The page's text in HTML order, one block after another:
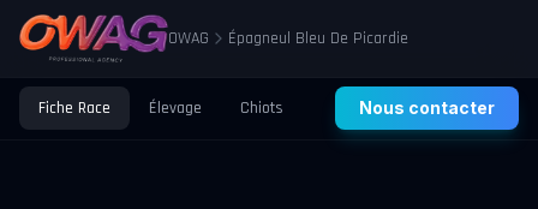
OWAG Épagneul Bleu De Picardie
Fiche Race Élevage Chiots Santé Éducation
Nous contacter